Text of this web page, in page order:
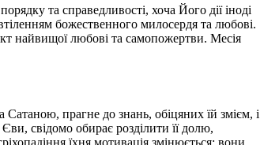
та справедливості, хоча Його дії іноді
божественного милосердя та любові.
найвищої любові та самопожертви. Месія
прагне до знань, обіцяних їй змієм, і
свідомо обирає розділити її долю,
їхня мотивація змінюється: вони